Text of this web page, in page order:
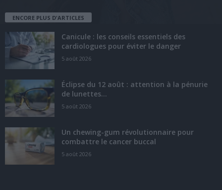
ENCORE PLUS D'ARTICLES
Canicule : les conseils essentiels des
cardiologues pour éviter le danger
5 août 2026
Éclipse du 12 août : attention à la pénurie
de lunettes...
5 août 2026
Un chewing-gum révolutionnaire pour
combattre le cancer buccal
5 août 2026